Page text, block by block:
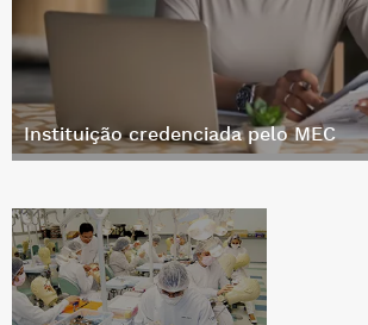
Instituição credenciada pelo MEC